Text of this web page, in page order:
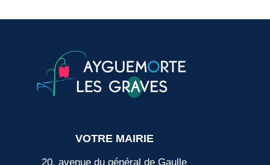
VOTRE MAIRIE
20, avenue du général de Gaulle